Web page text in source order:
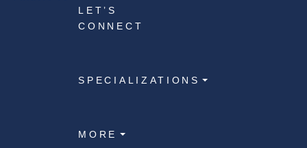
LET’S
CONNECT
SPECIALIZATIONS
MORE